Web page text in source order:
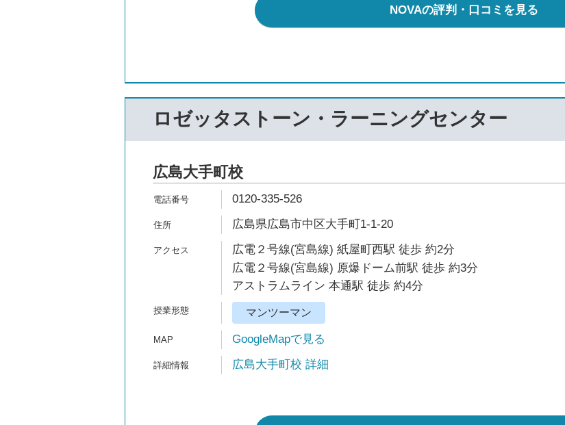
NOVAの評判・口コミを見る
ロゼッタストーン・ラーニングセンター
広島大手町校
0120-335-526
広島県広島市中区大手町1-1-20
広電２号線(宮島線) 紙屋町西駅 徒歩 約2分
広電２号線(宮島線) 原爆ドーム前駅 徒歩 約3分
アストラムライン 本通駅 徒歩 約4分
マンツーマン
GoogleMapで見る
広島大手町校 詳細